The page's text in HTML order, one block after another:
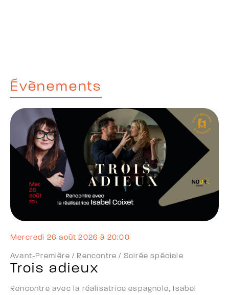
Évènements
mercredi 26 août 2026 à 20:00
Avant-Première / Rencontre / Soirée spéciale
Trois adieux
Rencontre avec la réalisatrice espagnole, Isabel